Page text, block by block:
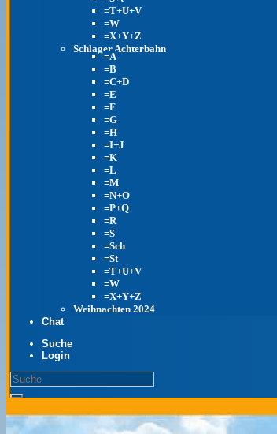
=T+U+V
=W
=X+Y+Z
Schlager Achterbahn
=A
=B
=C+D
=E
=F
=G
=H
=I+J
=K
=L
=M
=N+O
=P+Q
=R
=S
=Sch
=St
=T+U+V
=W
=X+Y+Z
Weihnachten 2024
Chat
Suche
Login